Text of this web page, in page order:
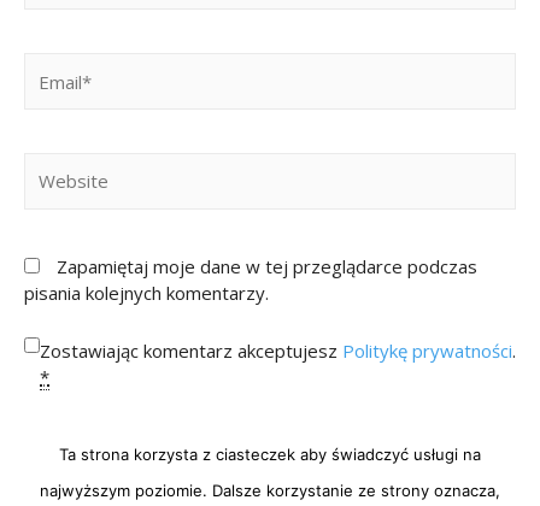
Zapamiętaj moje dane w tej przeglądarce podczas
pisania kolejnych komentarzy.
Zostawiając komentarz akceptujesz Politykę prywatności.
*
Ta strona korzysta z ciasteczek aby świadczyć usługi na
najwyższym poziomie. Dalsze korzystanie ze strony oznacza,